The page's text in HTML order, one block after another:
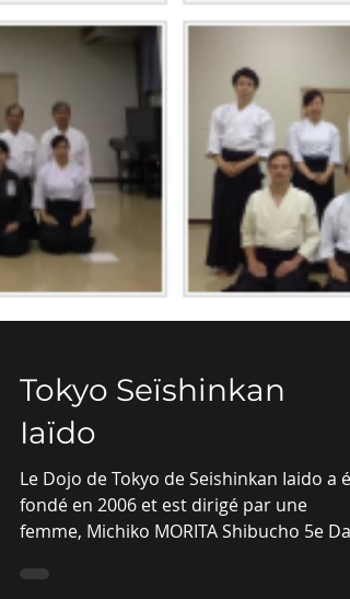
Tokyo Seïshinkan
Iaïdo
Le Dojo de Tokyo de Seishinkan Iaido a
femme, Michiko MORITA Shibucho 5e